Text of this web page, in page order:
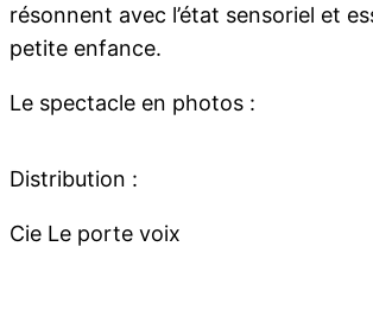
résonnent avec l’état sensoriel et
petite enfance.
Le spectacle en photos :
Distribution :
Cie Le porte voix